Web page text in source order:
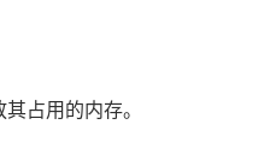
占用的内存。